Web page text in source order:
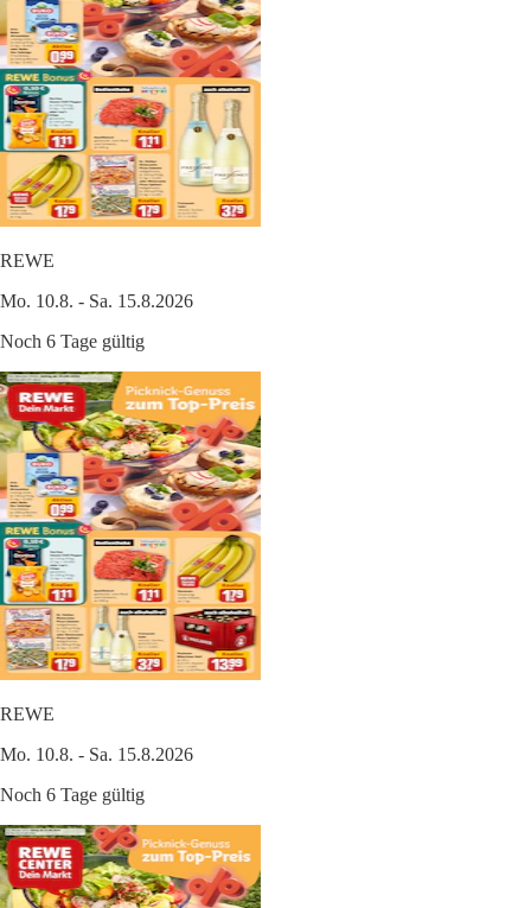
REWE
Mo. 10.8. - Sa. 15.8.2026
Noch 6 Tage gültig
REWE
Mo. 10.8. - Sa. 15.8.2026
Noch 6 Tage gültig